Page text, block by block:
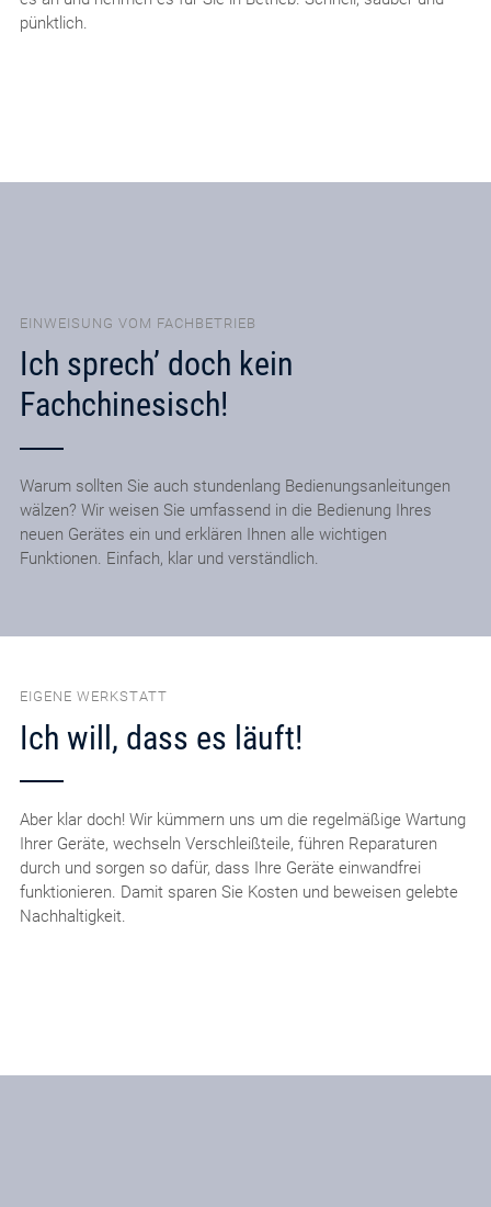
pünktlich.
EINWEISUNG VOM FACHBETRIEB
Ich sprech’ doch kein
Fachchinesisch!
Warum sollten Sie auch stundenlang Bedienungsanleitungen
wälzen? Wir weisen Sie umfassend in die Bedienung Ihres
neuen Gerätes ein und erklären Ihnen alle wichtigen
Funktionen. Einfach, klar und verständlich.
EIGENE WERKSTATT
Ich will, dass es läuft!
Aber klar doch! Wir kümmern uns um die regelmäßige Wartung
Ihrer Geräte, wechseln Verschleißteile, führen Reparaturen
durch und sorgen so dafür, dass Ihre Geräte einwandfrei
funktionieren. Damit sparen Sie Kosten und beweisen gelebte
Nachhaltigkeit.